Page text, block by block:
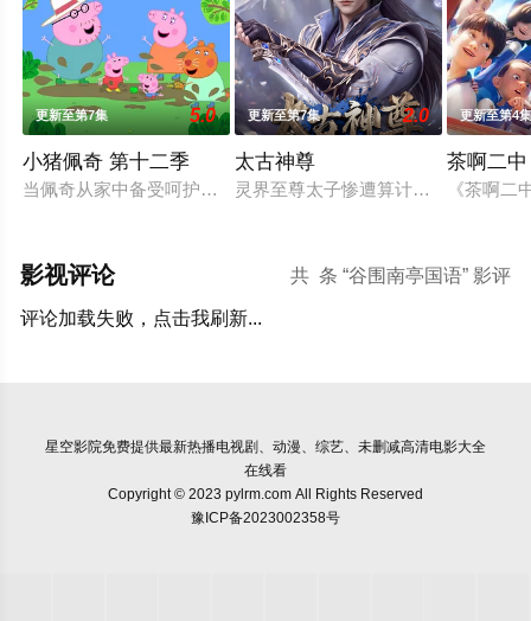
更新至第7集 5.0
小猪佩奇 第十二季
当佩奇从家中备受呵护的'小妹妹'一跃成为肩负责任的'大姐姐'，
更新至第7集 2.0
太古神尊
灵界至尊太子惨遭算计身死，重生跌
更新至第4
茶啊二
《茶啊二
共 条 “谷围南亭国语” 影评
影视评论
评论加载失败，点击我刷新...
星空影院免费提供最新热播电视剧、动漫、综艺、未删减高清电影大全
在线看
Copyright © 2023 pylrm.com All Rights Reserved
豫ICP备2023002358号